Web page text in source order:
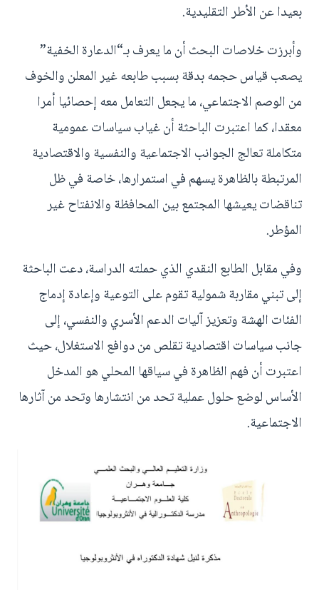
بعيدا عن الأطر التقليدية.
وأبرزت خلاصات البحث أن ما يعرف بـ“الدعارة الخفية”
يصعب قياس حجمه بدقة بسبب طابعه غير المعلن والخوف
من الوصم الاجتماعي، ما يجعل التعامل معه إحصائيا أمرا
معقدا، كما اعتبرت الباحثة أن غياب سياسات عمومية
متكاملة تعالج الجوانب الاجتماعية والنفسية والاقتصادية
المرتبطة بالظاهرة يسهم في استمرارها، خاصة في ظل
تناقضات يعيشها المجتمع بين المحافظة والانفتاح غير
المؤطر.
وفي مقابل الطابع النقدي الذي حملته الدراسة، دعت الباحثة
إلى تبني مقاربة شمولية تقوم على التوعية وإعادة إدماج
الفئات الهشة وتعزيز آليات الدعم الأسري والنفسي، إلى
جانب سياسات اقتصادية تقلص من دوافع الاستغلال، حيث
اعتبرت أن فهم الظاهرة في سياقها المحلي هو المدخل
الأساس لوضع حلول عملية تحد من انتشارها وتحد من آثارها
الاجتماعية.